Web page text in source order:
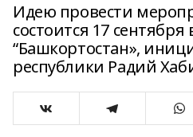
Идею провести
состоится 17 сентября
“Башкортостан»,
республики Радий